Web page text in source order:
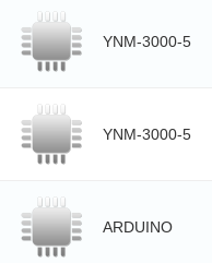
YNM-3000-5
YNM-3000-5
ARDUINO